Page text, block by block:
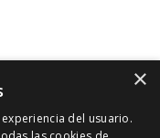
×
del usuario.